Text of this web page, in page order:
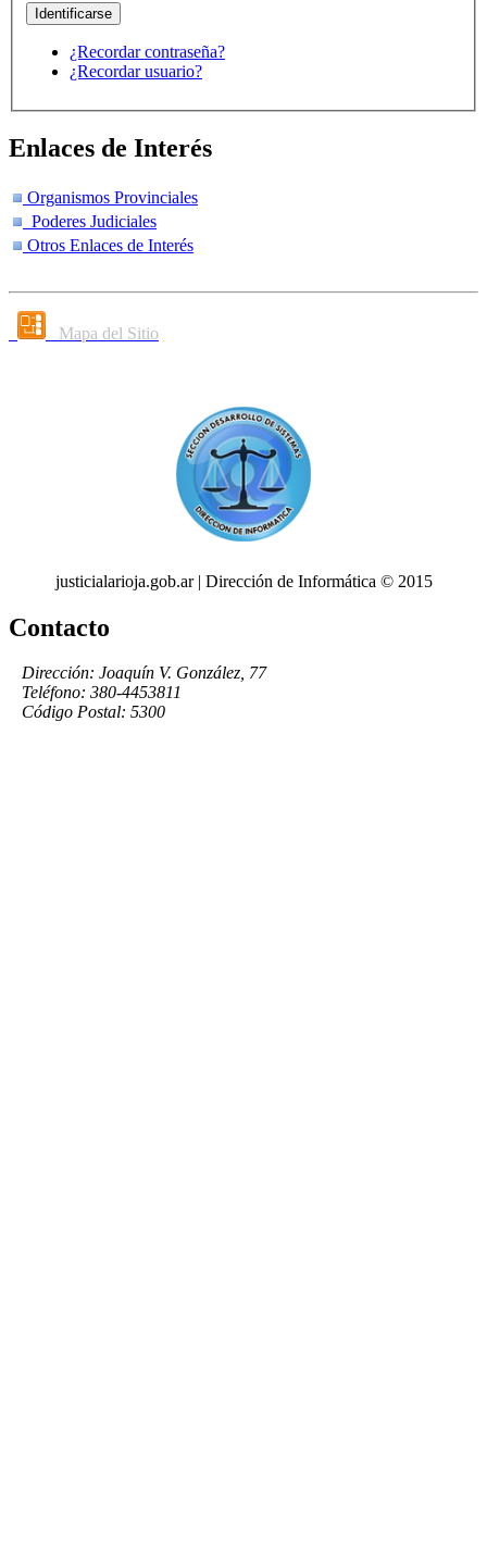
¿Recordar contraseña?
¿Recordar usuario?
Enlaces de Interés
Organismos Provinciales
Poderes Judiciales
Otros Enlaces de Interés
Mapa del Sitio
justicialarioja.gob.ar | Dirección de Informática © 2015
Contacto
Dirección: Joaquín V. González, 77
Teléfono: 380-4453811
Código Postal: 5300